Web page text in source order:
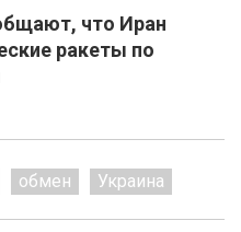
что Иран
ракеты по
обмен Украина